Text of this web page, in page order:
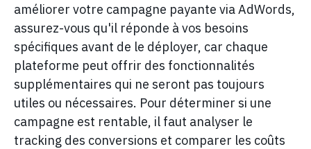
améliorer votre campagne payante via AdWords,
assurez-vous qu'il réponde à vos besoins
spécifiques avant de le déployer, car chaque
plateforme peut offrir des fonctionnalités
supplémentaires qui ne seront pas toujours
utiles ou nécessaires. Pour déterminer si une
campagne est rentable, il faut analyser le
tracking des conversions et comparer les coûts